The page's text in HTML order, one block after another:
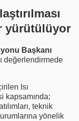
yürütülüyor
Başkanı
değerlendirmede
Isı
kapsamında;
teknik
yönelik